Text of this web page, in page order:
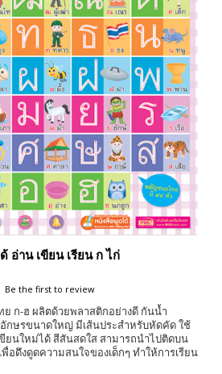
อ่าน เขียน เรียน ก ไก่
Be the first to review
ก-ฮ ผลิตด้วยพลาสติกอย่างดี กันน้ำ
กษรขนาดใหญ่ มีเส้นประสำหรับหัดคัด ใช้
ยนใหม่ได้ สีสันสดใส สามารถนำไปติดบน
อดึงดูดความสนใจของเด็กๆ ทำให้การเรียน